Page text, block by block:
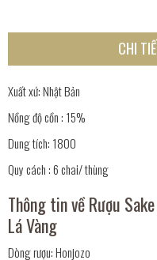
CHI
Xuất xứ: Nhật Bản
Nồng độ cồn : 15%
Dung tích: 1800
Quy cách : 6 chai/ thùng
Thông tin về Rượu
Lá Vàng
Dòng rượu: Honjozo